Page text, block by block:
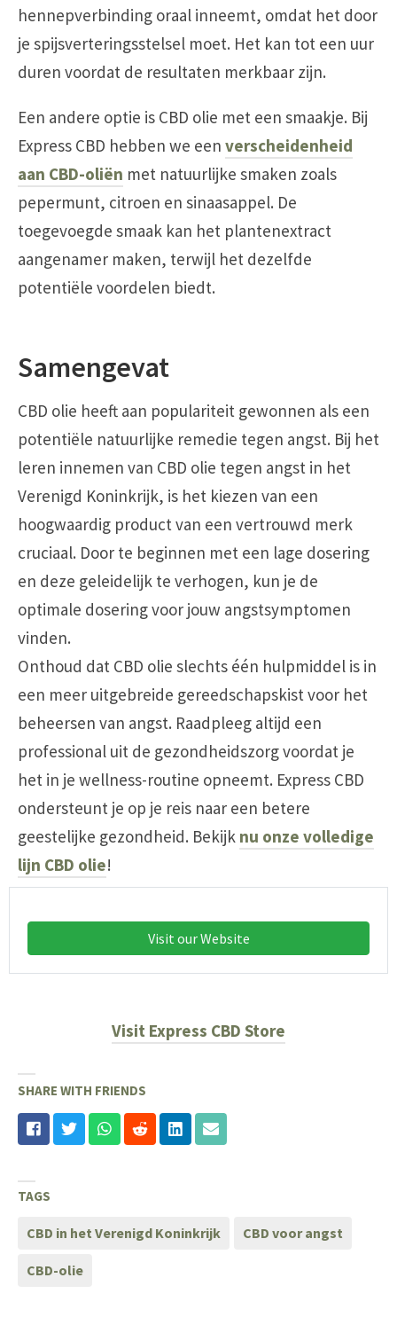
hennepverbinding oraal inneemt, omdat het door
je spijsverteringsstelsel moet. Het kan tot een uur
duren voordat de resultaten merkbaar zijn.
Een andere optie is CBD olie met een smaakje. Bij
Express CBD hebben we een verscheidenheid
aan CBD-oliën met natuurlijke smaken zoals
pepermunt, citroen en sinaasappel. De
toegevoegde smaak kan het plantenextract
aangenamer maken, terwijl het dezelfde
potentiële voordelen biedt.
Samengevat
CBD olie heeft aan populariteit gewonnen als een
potentiële natuurlijke remedie tegen angst. Bij het
leren innemen van CBD olie tegen angst in het
Verenigd Koninkrijk, is het kiezen van een
hoogwaardig product van een vertrouwd merk
cruciaal. Door te beginnen met een lage dosering
en deze geleidelijk te verhogen, kun je de
optimale dosering voor jouw angstsymptomen
vinden.
Onthoud dat CBD olie slechts één hulpmiddel is in
een meer uitgebreide gereedschapskist voor het
beheersen van angst. Raadpleeg altijd een
professional uit de gezondheidszorg voordat je
het in je wellness-routine opneemt. Express CBD
ondersteunt je op je reis naar een betere
geestelijke gezondheid. Bekijk nu onze volledige
lijn CBD olie!
Visit our Website
Visit Express CBD Store
SHARE WITH FRIENDS
TAGS
CBD in het Verenigd Koninkrijk CBD voor angst
CBD-olie